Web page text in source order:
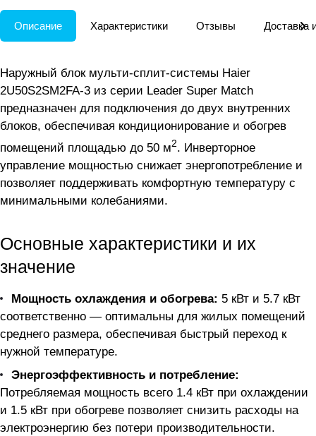
Описание Характеристики Отзывы Доставка
Наружный блок мульти-сплит-системы Haier
2U50S2SM2FA-3 из серии Leader Super Match
предназначен для подключения до двух внутренних
блоков, обеспечивая кондиционирование и обогрев
помещений площадью до 50 м2. Инверторное
управление мощностью снижает энергопотребление и
позволяет поддерживать комфортную температуру с
минимальными колебаниями.
Основные характеристики и их
значение
Мощность охлаждения и обогрева: 5 кВт и 5.7 кВт
соответственно — оптимальны для жилых помещений
среднего размера, обеспечивая быстрый переход к
нужной температуре.
Энергоэффективность и потребление:
Потребляемая мощность всего 1.4 кВт при охлаждении
и 1.5 кВт при обогреве позволяет снизить расходы на
электроэнергию без потери производительности.